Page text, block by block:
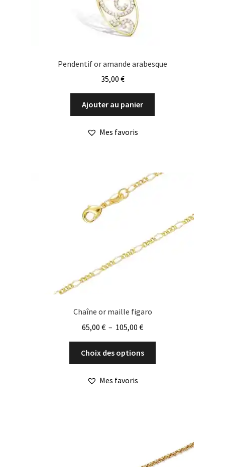
Pendentif or amande arabesque
35,00 €
Ajouter au panier
Mes favoris
Chaîne or maille figaro
65,00 € – 105,00 €Plage
de
prix :
65,00 €
Choix des options
choisies
Mes favoris